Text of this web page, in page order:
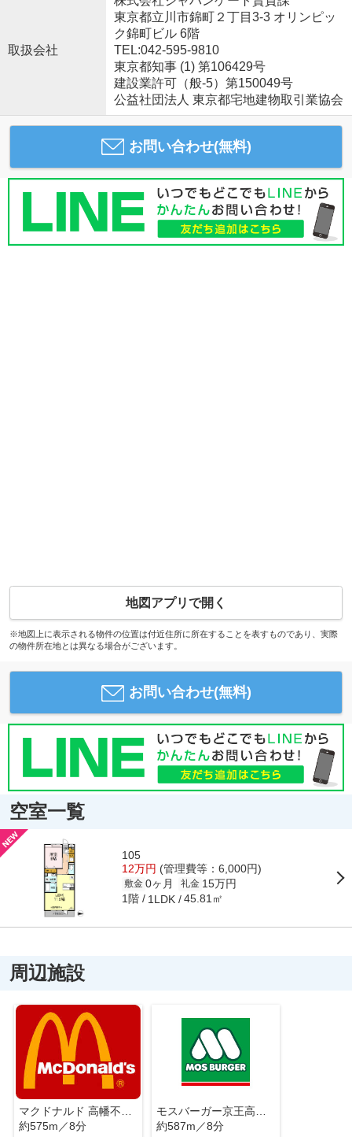
取扱会社
東京都立川市錦町２丁目3-3 オリンピッ
ク錦町ビル 6階
TEL:042-595-9810
東京都知事 (1) 第106429号
建設業許可（般-5）第150049号
公益社団法人 東京都宅地建物取引業協会
お問い合わせ(無料)
地図アプリで開く
※地図上に表示される物件の位置は付近住所に所在することを表すものであり、実際
の物件所在地とは異なる場合がございます。
お問い合わせ(無料)
空室一覧
105
12万円 (管理費等：6,000円)
敷金 0ヶ月 礼金 15万円
1階 1LDK 45.81㎡
周辺施設
マクドナルド 高幡不動店
約575m／8分
モスバーガー京王高幡SC店
約587m／8分